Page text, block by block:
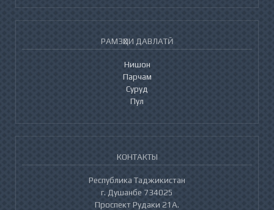
РАМЗҲОИ ДАВЛАТӢ
Нишон
Парчам
Суруд
Пул
КОНТАКТЫ
Республика Таджикистан
г. Душанбе 734025
Проспект Рудаки 21А.